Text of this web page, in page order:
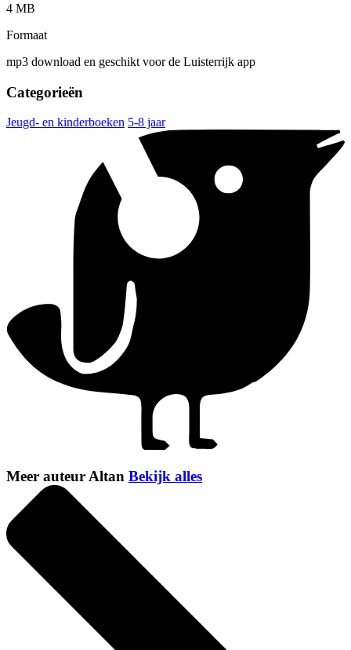
4 MB
Formaat
mp3 download en geschikt voor de Luisterrijk app
Categorieën
Jeugd- en kinderboeken 5-8 jaar
Meer auteur Altan Bekijk alles